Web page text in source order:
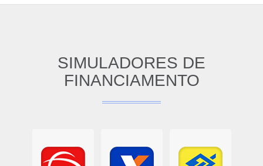
SIMULADORES DE
FINANCIAMENTO